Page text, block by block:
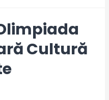
Cultură